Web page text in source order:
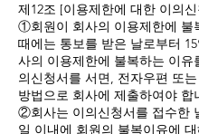
제12조 [이용제한에 대한 이의
①회원이 회사의 이용제한에 불
때에는 통보를 받은 날로부터
사의 이용제한에 불복하는 이유
의신청서를 서면, 전자우편 또
방법으로 회사에 제출하여야 합
②회사는 이의신청서를 접수한
일 이내에 회원의 불복이유에